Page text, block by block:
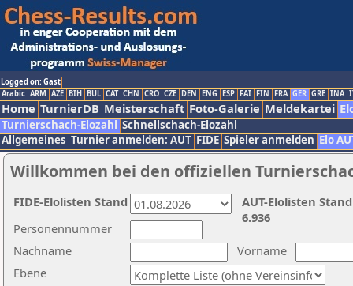
Logged on: Gast
Arabic ARM AZE BIH BUL CAT CHN CRO CZE DEN ENG ESP FAI FIN FRA GER GRE INA
Home TurnierDB Meisterschaft Foto-Galerie Meldekartei
Turnierschach-Elozahl Schnellschach-Elozahl
Allgemeines Turnier anmelden: AUT FIDE Spieler anmelden Elo
Willkommen bei den offiziellen
Nachname
Vorname
Ebene
Personennummer
AUT-Elolisten
6.936
FIDE-Elolisten Stand